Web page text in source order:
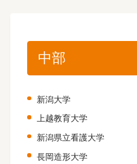
中部
新潟大学
上越教育大学
新潟県立看護大学
長岡造形大学